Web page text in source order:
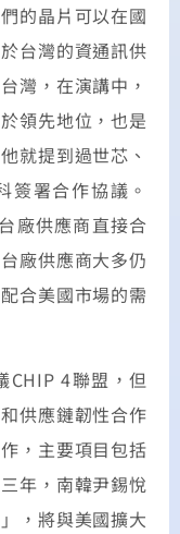
的晶片可以在國
台灣的資通訊供
灣，在演講中，
領先地位，也是
就提到過世芯、
簽署合作協議。
廠供應商直接合
廠供應商大多仍
合美國市場的需
4聯盟，但
供應鏈韌性合作
，主要項目包括
年，南韓尹錫悅
，將與美國擴大